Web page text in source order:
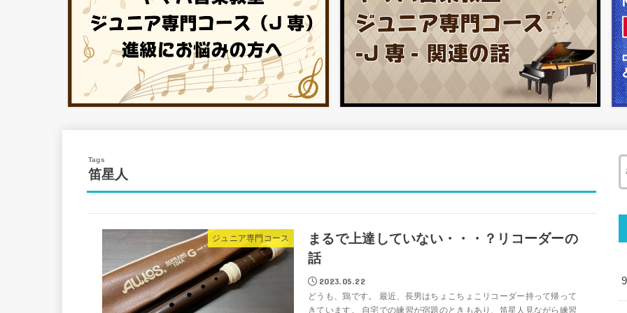
笛星人
ジュニア専門コース
まるで上達していない・・・？リコーダーの
話
2023.05.22
どうも、鶏です。 最近、長男はちょこちょこリコーダー持って帰って
きています。 自宅での練習が宿題のときもあり、笛星人見ながら練習